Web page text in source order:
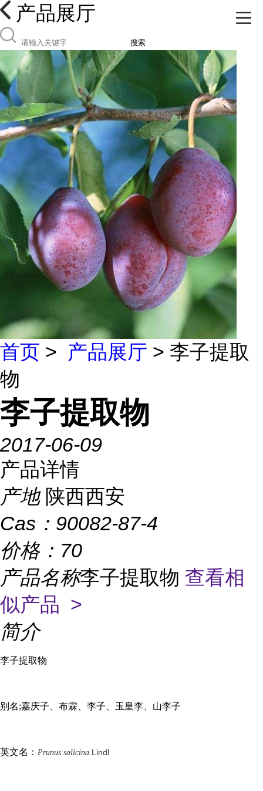
产品展厅
搜索
首页 > 产品展厅 > 李子提取
物
李子提取物
2017-06-09
产品详情
产地 陕西西安
Cas： 90082-87-4
价格： 70
产品名称李子提取物 查看相
似产品 >
简介
李子提取物
别名;嘉庆子、布霖、李子、玉皇李、山李子
英文名： Prunus salicina Lindl